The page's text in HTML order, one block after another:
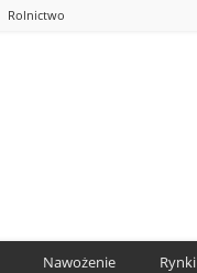
Rolnictwo
Nawożenie
Rynki